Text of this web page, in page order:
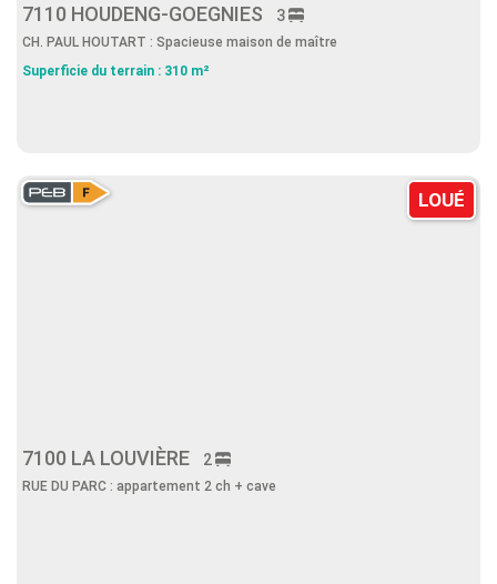
7110 HOUDENG-GOEGNIES 3
CH. PAUL HOUTART : Spacieuse maison de maître
Superficie du terrain : 310 m²
LOUÉ
7100 LA LOUVIÈRE 2
RUE DU PARC : appartement 2 ch + cave